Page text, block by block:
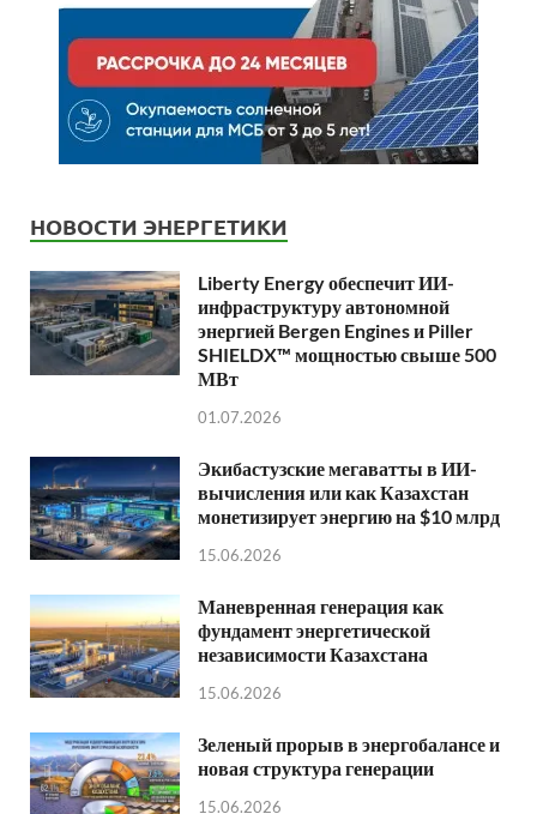
НОВОСТИ ЭНЕРГЕТИКИ
Liberty Energy обеспечит ИИ-
инфраструктуру автономной
энергией Bergen Engines и Piller
SHIELDX™ мощностью свыше 500
МВт
01.07.2026
Экибастузские мегаватты в ИИ-
вычисления или как Казахстан
монетизирует энергию на $10 млрд
15.06.2026
Маневренная генерация как
фундамент энергетической
независимости Казахстана
15.06.2026
Зеленый прорыв в энергобалансе и
новая структура генерации
15.06.2026